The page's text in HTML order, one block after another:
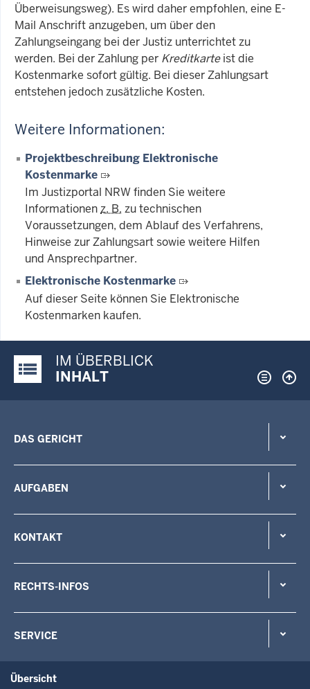
Überweisungsweg). Es wird daher empfohlen, eine E-
Mail Anschrift anzugeben, um über den
Zahlungseingang bei der Justiz unterrichtet zu
werden. Bei der Zahlung per Kreditkarteist die
Kostenmarke sofort gültig. Bei dieser Zahlungsart
entstehen jedoch zusätzliche Kosten.
Weitere Informationen:
Projektbeschreibung Elektronische
Kostenmarke
Im Justizportal NRW finden Sie weitere
Informationenz. B. zu technischen
Voraussetzungen, dem Ablauf des Verfahrens,
Hinweise zur Zahlungsart sowie weitere Hilfen
und Ansprechpartner.
Elektronische Kostenmarke
Auf dieser Seite können Sie Elektronische
Kostenmarken kaufen.
Justiz-Portal im Überblick:
IM ÜBERBLICK
INHALT
DAS GERICHT
AUFGABEN
KONTAKT
RECHTS-INFOS
SERVICE
Übersicht